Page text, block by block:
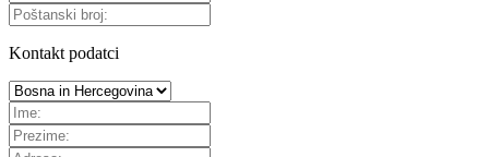
Kontakt podatci